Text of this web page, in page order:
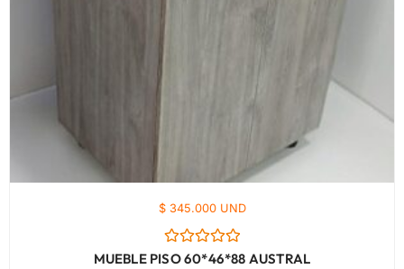
$ 345.000 UND
Valorado
MUEBLE PISO 60*46*88 AUSTRAL